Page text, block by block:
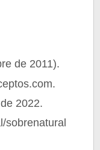
de 2011).
2022.
sobrenatural